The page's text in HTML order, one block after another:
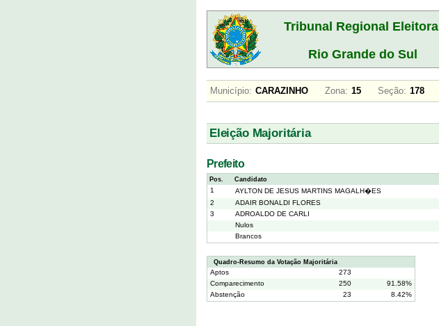
Tribunal Regional Eleitoral
Rio Grande do Sul
Município: CARAZINHO Zona: 15 Seção: 178
Eleição Majoritária
Prefeito
Pos. Candidato
1 AYLTON DE JESUS MARTINS MAGALH�ES
2
ADAIR BONALDI FLORES
3
ADROALDO DE CARLI
Nulos
Brancos
Quadro-Resumo da Votação Majoritária
Aptos
273
Comparecimento
250
91.58%
Abstenção
23 8.42%